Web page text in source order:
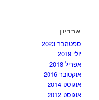
ארכיון
ספטמבר 2023
יולי 2019
אפריל 2018
אוקטובר 2016
אוגוסט 2014
אוגוסט 2012